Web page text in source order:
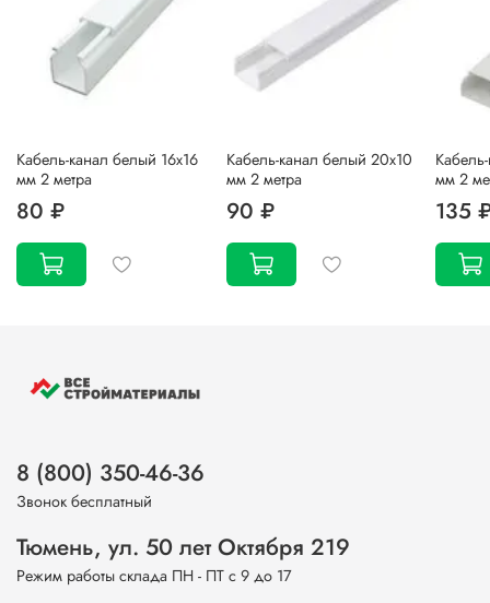
Кабель-канал белый 16x16
мм 2 метра
80 ₽
Кабель-канал белый 20x10
мм 2 метра
90 ₽
мм 2
135
8 (800) 350-46-36
Звонок бесплатный
Тюмень, ул. 50 лет Октября 219
Режим работы склада ПН - ПТ с 9 до 17